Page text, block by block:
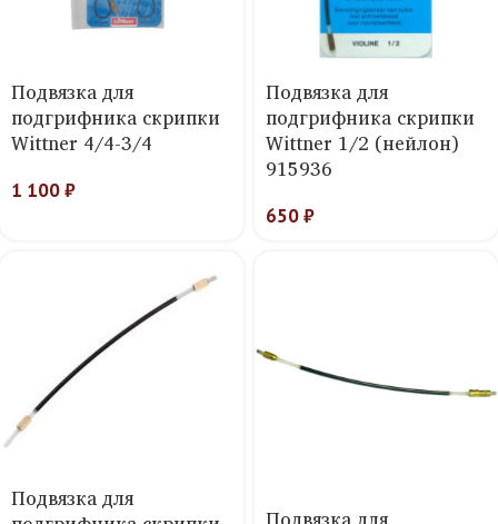
Подвязка для
подгрифника скрипки
Wittner 4/4-3/4
1 100₽
Подвязка для
подгрифника скрипки
Wittner 1/2 (нейлон)
915936
650₽
Подвязка для